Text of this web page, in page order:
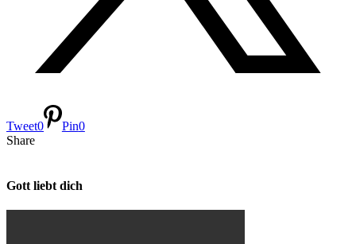
Tweet0 Pin0
Share
Gott liebt dich